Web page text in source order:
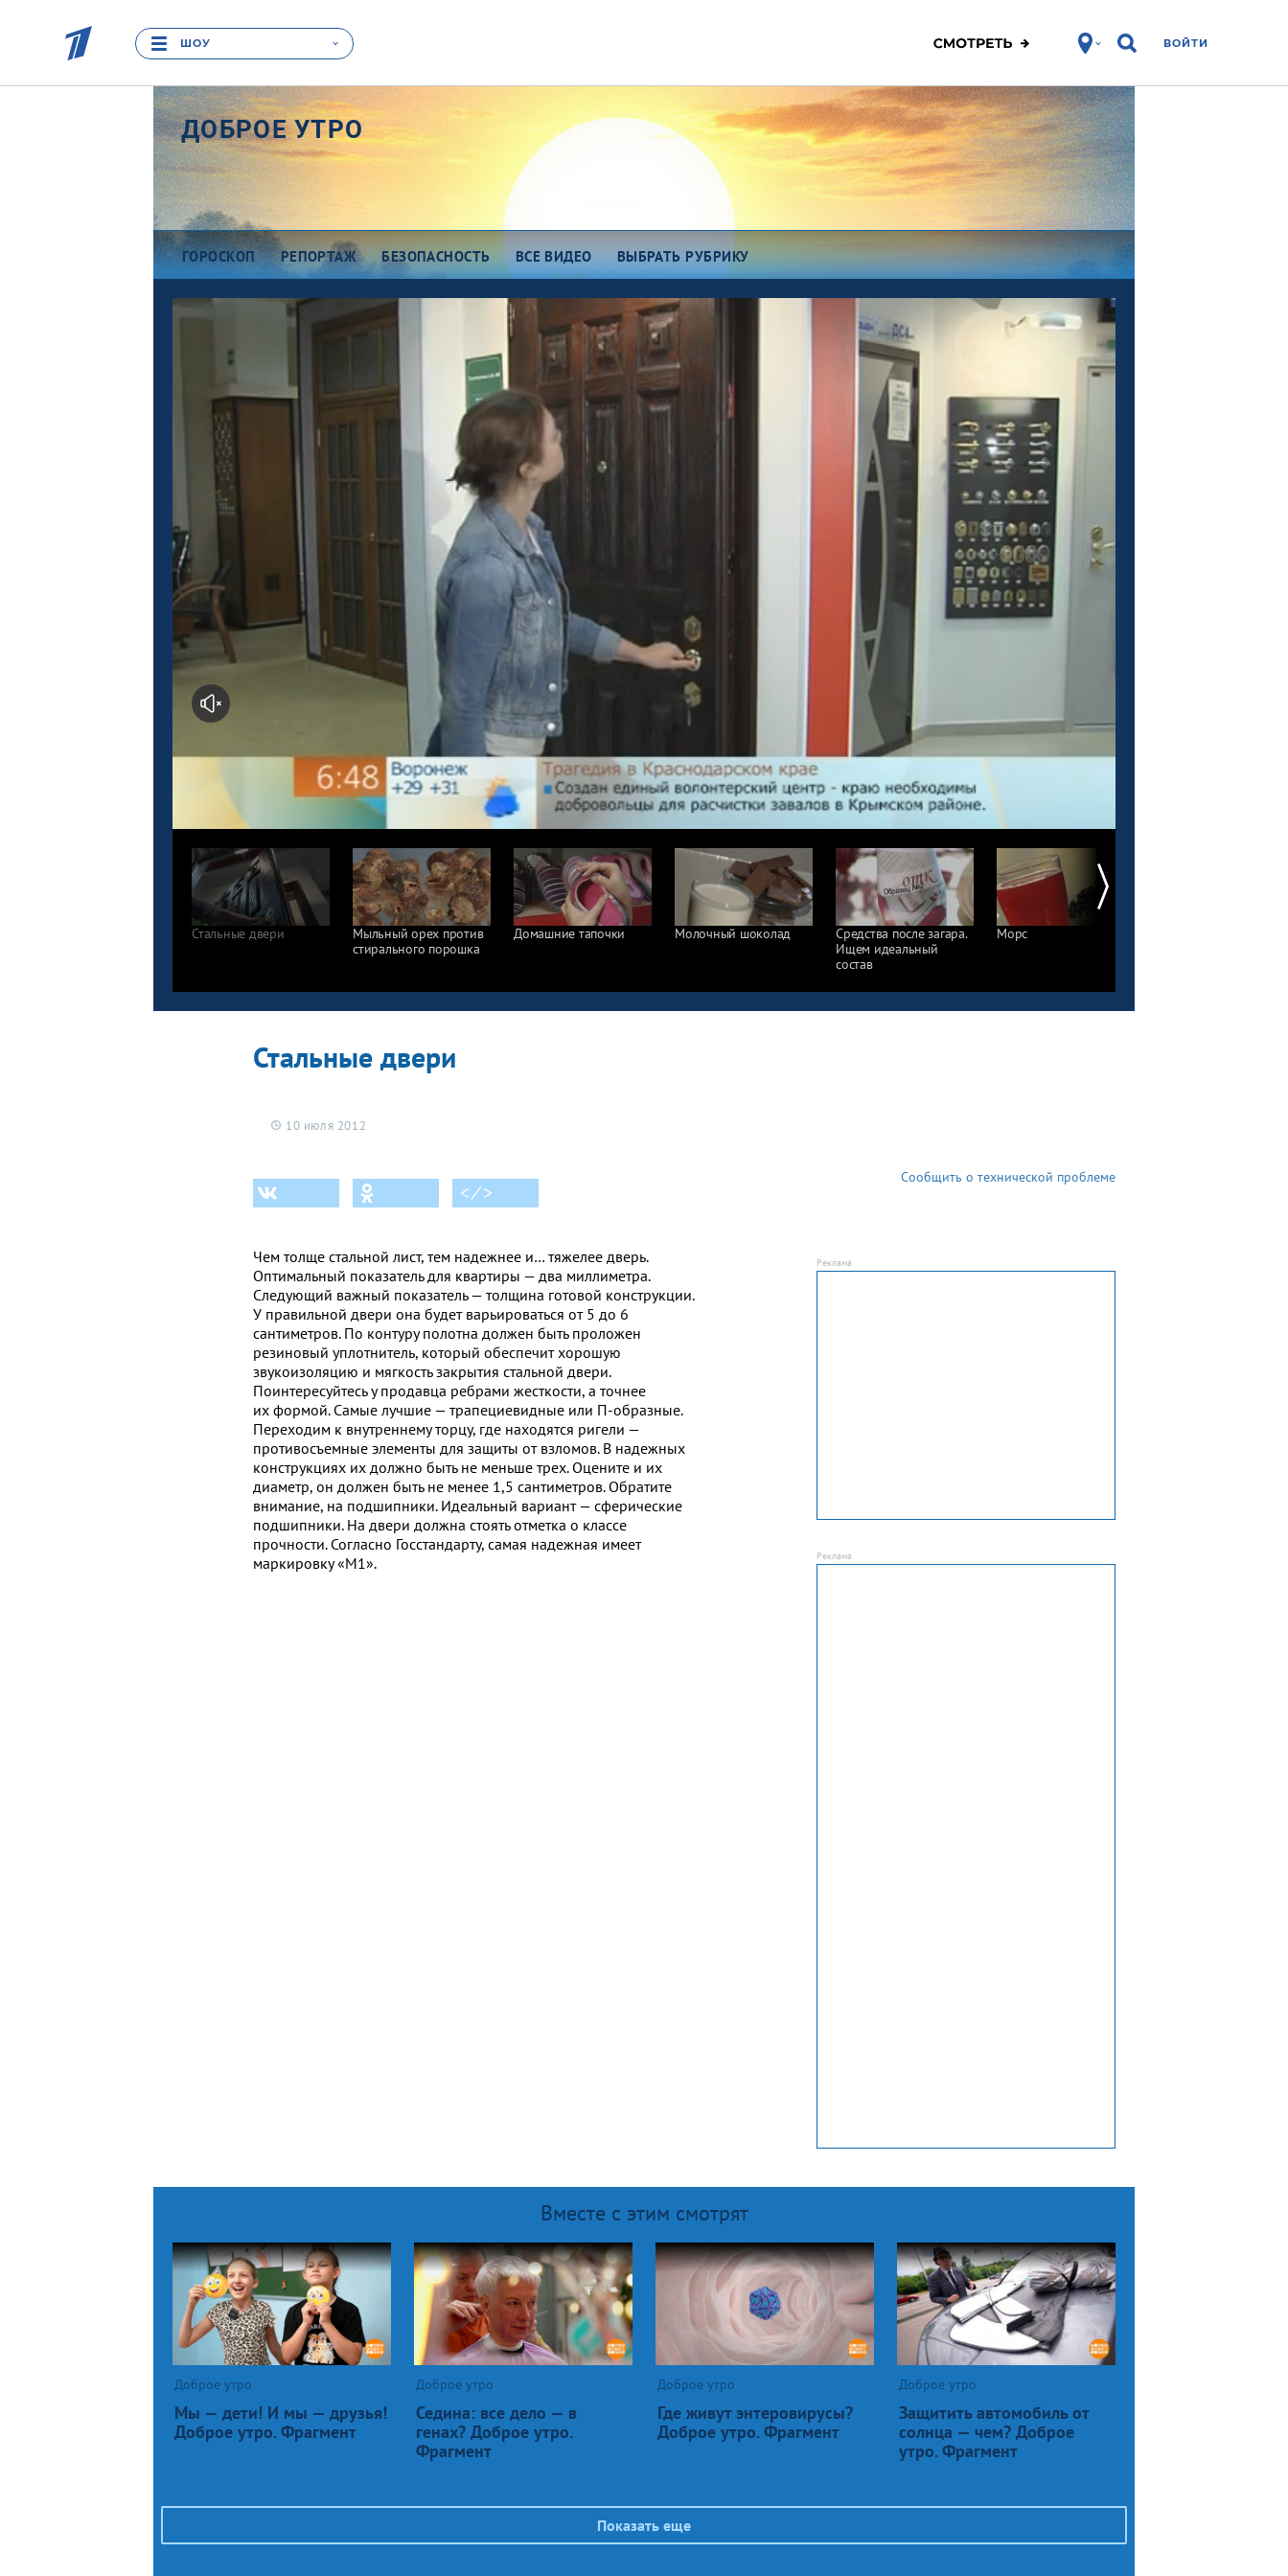
ШОУ ВОЙТИ
ДОБРОЕ УТРО
ГОРОСКОП РЕПОРТАЖ БЕЗОПАСНОСТЬ ВСЕ ВИДЕО
Про деньги
Про культуру
Это кино
Разговоры о важном
Всем миром 7375
Про космос
Про любовь
Есть идея!
Про еду
ОТК
Всякие хитрости
Про здоровье
Спорт
Фитнес
Про победу
О проекте
ВЫБРАТЬ РУБРИКУ
Стальные двери
Мыльный орех против
стирального порошка
Домашние тапочки Молочный шоколад
Средства после загара.
Ищем идеальный
состав
Морс
Стальные двери
10 июля 2012
< ⁄ >
Сообщить о технической проблеме
Чем толще стальной лист, тем надежнее и… тяжелее дверь.
Оптимальный показатель для квартиры — два миллиметра.
Следующий важный показатель — толщина готовой конструкции.
У правильной двери она будет варьироваться от 5 до 6
сантиметров. По контуру полотна должен быть проложен
резиновый уплотнитель, который обеспечит хорошую
звукоизоляцию и мягкость закрытия стальной двери.
Поинтересуйтесь у продавца рeбрами жeсткости, а точнее
их формой. Самые лучшие — трапециевидные или П-образные.
Переходим к внутреннему торцу, где находятся ригели —
противосъeмные элементы для защиты от взломов. В надежных
конструкциях их должно быть не меньше трех. Оцените и их
диаметр, он должен быть не менее 1,5 сантиметров. Обратите
внимание, на подшипники. Идеальный вариант — сферические
подшипники. На двери должна стоять отметка о классе
прочности. Согласно Госстандарту, самая надежная имеет
маркировку «М1».
Вместе с этим смотрят
Доброе утро
Мы — дети! И мы — друзья!
Доброе утро. Фрагмент
Доброе утро
Седина: все дело — в
генах? Доброе утро.
Фрагмент
Доброе утро
Где живут энтеровирусы?
Доброе утро. Фрагмент
Доброе утро
Защитить автомобиль от
солнца — чем? Доброе
утро. Фрагмент
Показать еще